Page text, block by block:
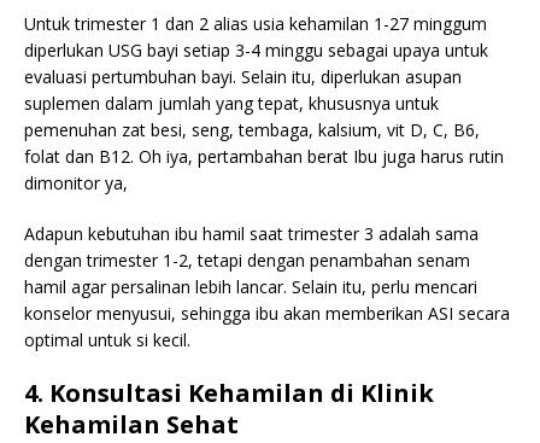
Untuk trimester 1 dan 2 alias usia kehamilan 1-27 minggum
diperlukan USG bayi setiap 3-4 minggu sebagai upaya untuk
evaluasi pertumbuhan bayi. Selain itu, diperlukan asupan
suplemen dalam jumlah yang tepat, khususnya untuk
pemenuhan zat besi, seng, tembaga, kalsium, vit D, C, B6,
folat dan B12. Oh iya, pertambahan berat Ibu juga harus rutin
dimonitor ya,
Adapun kebutuhan ibu hamil saat trimester 3 adalah sama
dengan trimester 1-2, tetapi dengan penambahan senam
hamil agar persalinan lebih lancar. Selain itu, perlu mencari
konselor menyusui, sehingga ibu akan memberikan ASI secara
optimal untuk si kecil.
4. Konsultasi Kehamilan di Klinik
Kehamilan Sehat